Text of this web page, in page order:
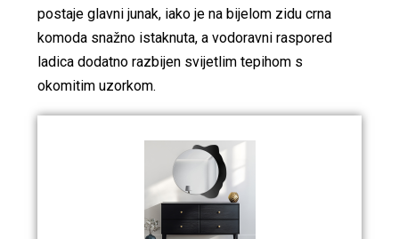
postaje glavni junak, iako je na bijelom zidu crna
komoda snažno istaknuta, a vodoravni raspored
ladica dodatno razbijen svijetlim tepihom s
okomitim uzorkom.